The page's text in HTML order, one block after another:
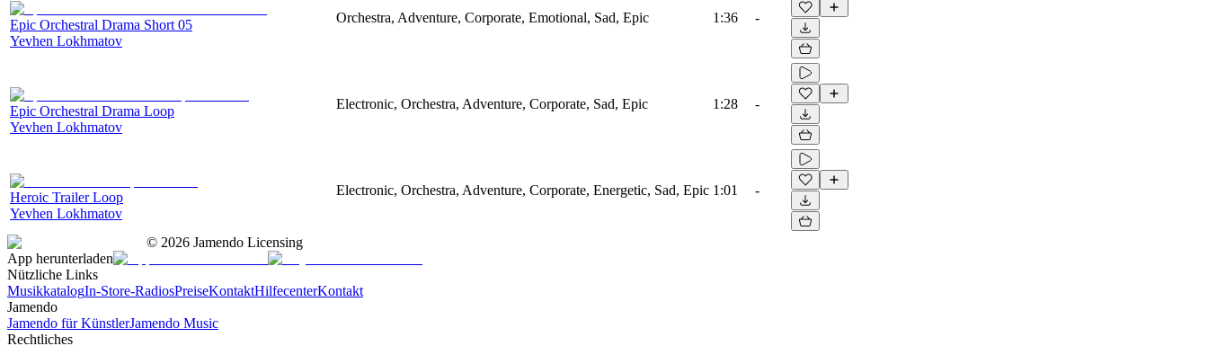
Epic Orchestral Drama Short 05
Yevhen Lokhmatov
Orchestra, Adventure, Corporate, Emotional, Sad, Epic 1:36 -
Epic Orchestral Drama Loop
Yevhen Lokhmatov
Electronic, Orchestra, Adventure, Corporate, Sad, Epic 1:28 -
Heroic Trailer Loop
Yevhen Lokhmatov
Electronic, Orchestra, Adventure, Corporate, Energetic, Sad, Epic 1:01 -
© 2026 Jamendo Licensing
App herunterladen
Nützliche Links
MusikkatalogIn-Store-RadiosPreiseKontaktHilfecenterKontakt
Jamendo
Jamendo für KünstlerJamendo Music
Rechtliches